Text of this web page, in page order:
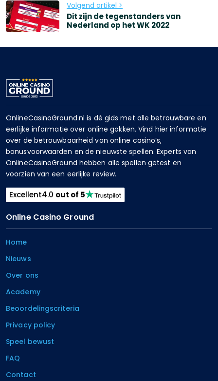
Volgend artikel >
Dit zijn de tegenstanders van
Nederland op het WK 2022
OnlineCasinoGround.nl is dé gids met alle betrouwbare en
eerlijke informatie over online gokken. Vind hier informatie
over de betrouwbaarheid van online casino’s,
bonusvoorwaarden en de nieuwste spellen. Experts van
OnlineCasinoGround hebben alle spellen getest en
voorzien van een eerlijke review.
Excellent4.0 out of 5
Online Casino Ground
Home
Nieuws
Over ons
Academy
Beoordelingscriteria
Privacy policy
Speel bewust
FAQ
Contact